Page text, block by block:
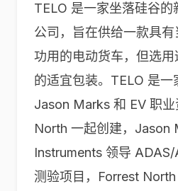
TELO 是一家坐落硅谷的
公司，旨在供给一款具
功用的电动货车，但选
的适宜包装。TELO 是一
Jason Marks 和 EV 职
North 一起创建，Jason
Instruments 领导
测验项目，Forrest